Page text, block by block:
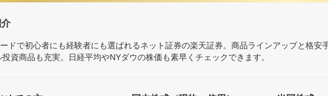
ドで初心者にも経験者にも選ばれるネット証券の楽天証券。商品ラインアップと格
資商品も充実。日経平均やNYダウの株価も素早くチェックできます。